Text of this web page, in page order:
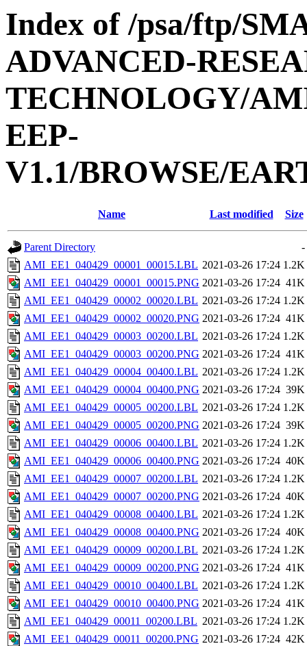
Index of /psa/ftp/
ADVANCED-
TECHNOLOGY/
EEP-
V1.1/BROWSE/
Name Last modified Size
Parent Directory
-
AMI_EE1_040429_00001_00015.LBL 2021-03-26 17:24 1.2K
AMI_EE1_040429_00001_00015.PNG 2021-03-26 17:24 41K
AMI_EE1_040429_00002_00020.LBL 2021-03-26 17:24 1.2K
AMI_EE1_040429_00002_00020.PNG 2021-03-26 17:24 41K
AMI_EE1_040429_00003_00200.LBL 2021-03-26 17:24 1.2K
AMI_EE1_040429_00003_00200.PNG 2021-03-26 17:24 41K
AMI_EE1_040429_00004_00400.LBL 2021-03-26 17:24 1.2K
AMI_EE1_040429_00004_00400.PNG 2021-03-26 17:24 39K
AMI_EE1_040429_00005_00200.LBL 2021-03-26 17:24 1.2K
AMI_EE1_040429_00005_00200.PNG 2021-03-26 17:24 39K
AMI_EE1_040429_00006_00400.LBL 2021-03-26 17:24 1.2K
AMI_EE1_040429_00006_00400.PNG 2021-03-26 17:24 40K
AMI_EE1_040429_00007_00200.LBL 2021-03-26 17:24 1.2K
AMI_EE1_040429_00007_00200.PNG 2021-03-26 17:24 40K
AMI_EE1_040429_00008_00400.LBL 2021-03-26 17:24 1.2K
AMI_EE1_040429_00008_00400.PNG 2021-03-26 17:24 40K
AMI_EE1_040429_00009_00200.LBL 2021-03-26 17:24 1.2K
AMI_EE1_040429_00009_00200.PNG 2021-03-26 17:24 41K
AMI_EE1_040429_00010_00400.LBL 2021-03-26 17:24 1.2K
AMI_EE1_040429_00010_00400.PNG 2021-03-26 17:24 41K
AMI_EE1_040429_00011_00200.LBL 2021-03-26 17:24 1.2K
AMI_EE1_040429_00011_00200.PNG 2021-03-26 17:24 42K